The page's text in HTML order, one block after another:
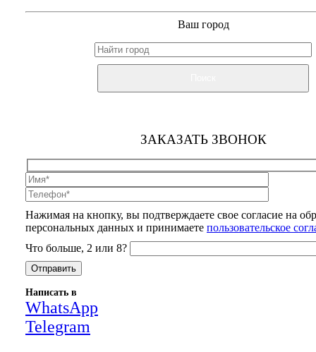
Ваш город
ЗАКАЗАТЬ ЗВОНОК
Нажимая на кнопку, вы подтверждаете свое согласие на
персональных данных и принимаете пользовательское
Что больше, 2 или 8?
Написать в
WhatsApp
Telegram